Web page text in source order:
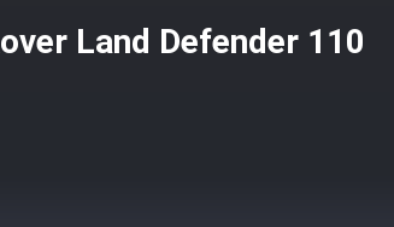
Land Defender 110